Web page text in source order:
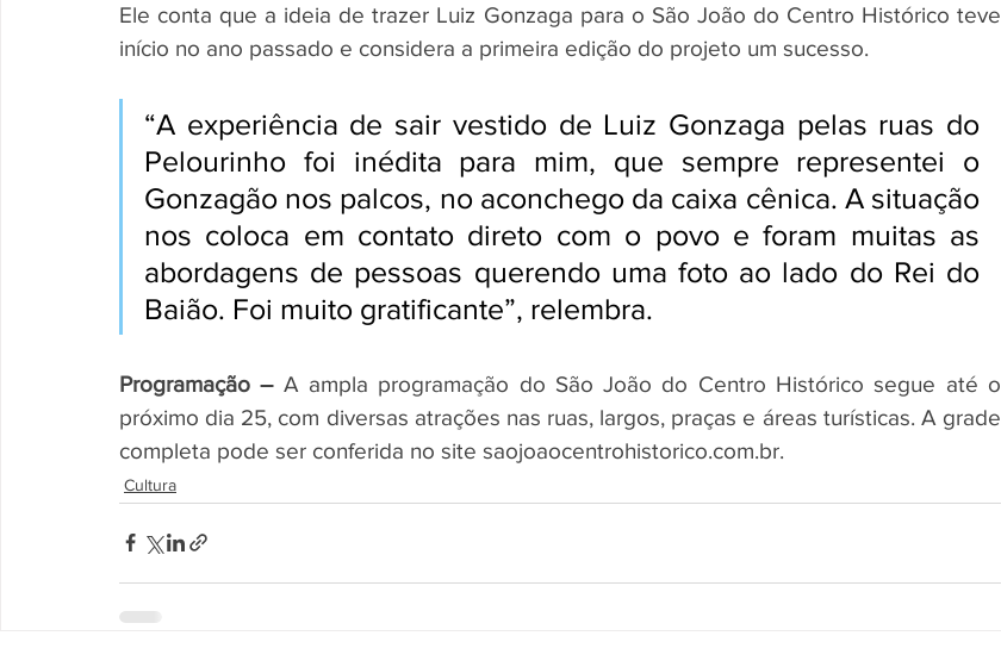
Ele conta que a ideia de trazer Luiz Gonzaga para o São João do Centro Histórico teve
início no ano passado e considera a primeira edição do projeto um sucesso.
“A experiência de sair vestido de Luiz Gonzaga pelas ruas do
Pelourinho foi inédita para mim, que sempre representei o
Gonzagão nos palcos, no aconchego da caixa cênica. A situação
nos coloca em contato direto com o povo e foram muitas as
abordagens de pessoas querendo uma foto ao lado do Rei do
Baião. Foi muito gratificante”, relembra.
Programação – A ampla programação do São João do Centro Histórico segue até o
próximo dia 25, com diversas atrações nas ruas, largos, praças e áreas turísticas. A grade
completa pode ser conferida no site saojoaocentrohistorico.com.br.
Cultura